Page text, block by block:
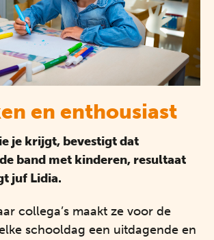
en enthousiast
je krijgt, bevestigt dat
band met kinderen, resultaat
juf Lidia.
collega’s maakt ze voor de
schooldag een uitdagende en